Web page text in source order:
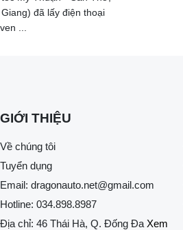
đã lấy điện thoại
...
GIỚI THIỆU
Về chúng tôi
Tuyển dụng
Email: dragonauto.net@gmail.com
Hotline: 034.898.8987
Địa chỉ: 46 Thái Hà, Q. Đống Đa Xem